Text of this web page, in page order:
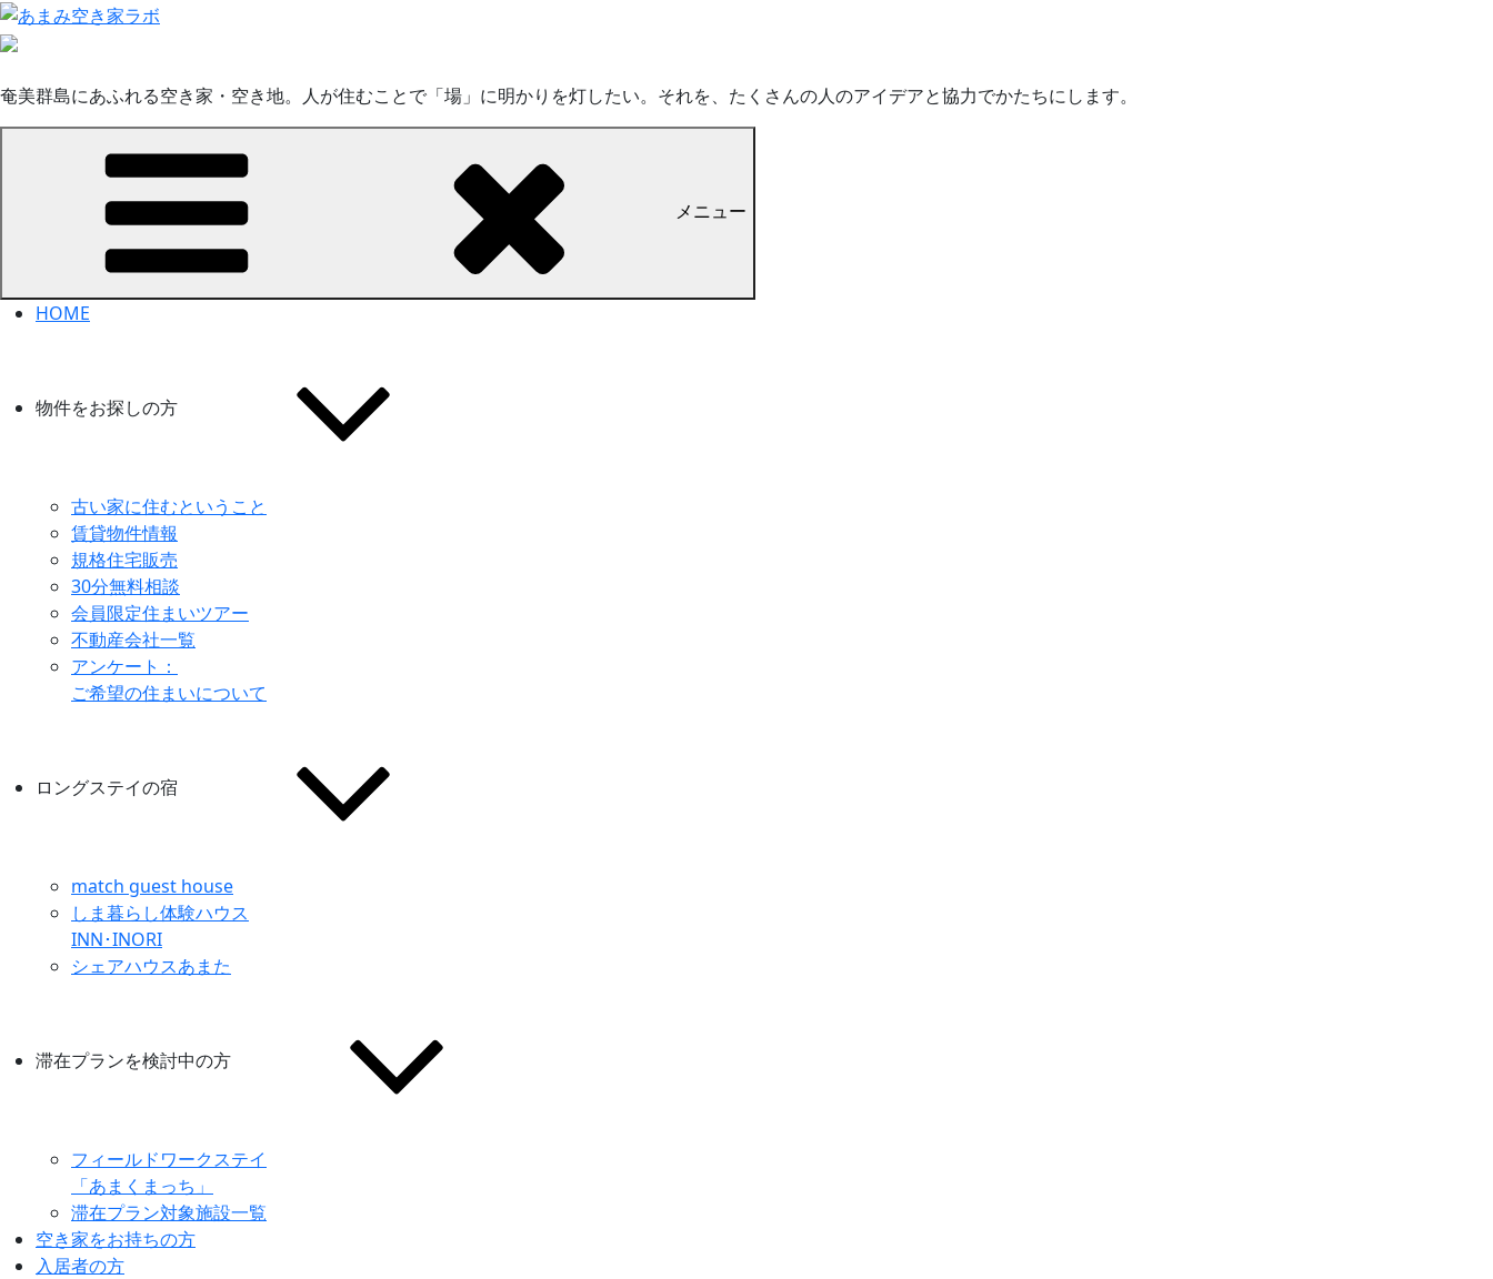
コ
ン
ン
奄美群島にあふれる空き家・空き地。人が住むことで「場」に明かりを灯したい。それを、たくさんの人のアイデアと協力でかたちにします。
メニュー
HOME
物件をお探しの方
古い家に住むということ
賃貸物件情報
規格住宅販売
30分無料相談
会員限定住まいツアー
不動産会社一覧
アンケート：
ご希望の住まいについて
ロングステイの宿
match guest house
しま暮らし体験ハウス
INN･INORI
シェアハウスあまた
滞在プランを検討中の方
フィールドワークステイ
「あまくまっち」
滞在プラン対象施設一覧
空き家をお持ちの方
入居者の方